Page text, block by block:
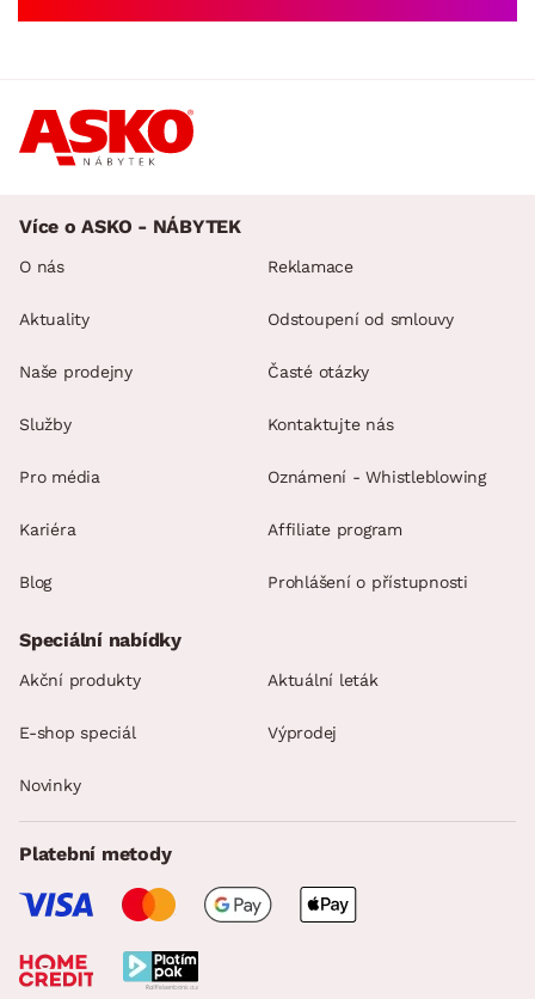
Více o ASKO - NÁBYTEK
O nás
Aktuality
Naše prodejny
Služby
Pro média
Kariéra
Blog
Reklamace
Odstoupení od smlouvy
Časté otázky
Kontaktujte nás
Oznámení - Whistleblowing
Affiliate program
Prohlášení o přístupnosti
Speciální nabídky
Akční produkty Aktuální leták
E-shop speciál Výprodej
Novinky
Platební metody